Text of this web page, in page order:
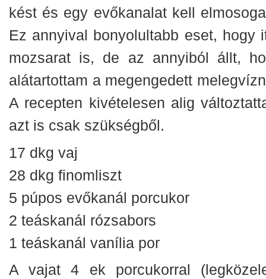
kést és egy evőkanalat kell
Ez annyival bonyolultabb eset, hogy
mozsarat is, de az annyiból állt,
alátartottam a megengedett
A recepten kivételesen alig
azt is csak szükségből.
17 dkg vaj
28 dkg finomliszt
5 púpos evőkanál porcukor
2 teáskanál rózsabors
1 teáskanál vanília por
A vajat 4 ek porcukorral